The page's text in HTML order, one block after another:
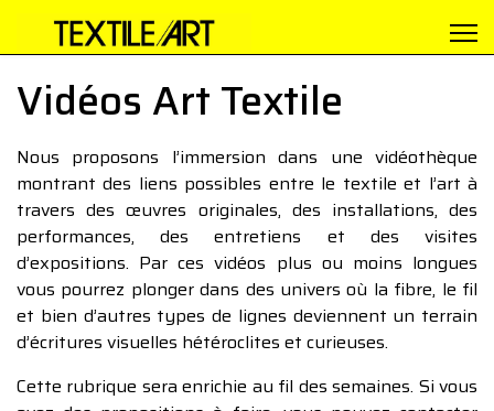
Vidéos Art Textile
Nous proposons l’immersion dans une vidéothèque
montrant des liens possibles entre le textile et l’art à
travers des œuvres originales, des installations, des
performances, des entretiens et des visites
d’expositions. Par ces vidéos plus ou moins longues
vous pourrez plonger dans des univers où la fibre, le fil
et bien d’autres types de lignes deviennent un terrain
d’écritures visuelles hétéroclites et curieuses.
Cette rubrique sera enrichie au fil des semaines. Si vous